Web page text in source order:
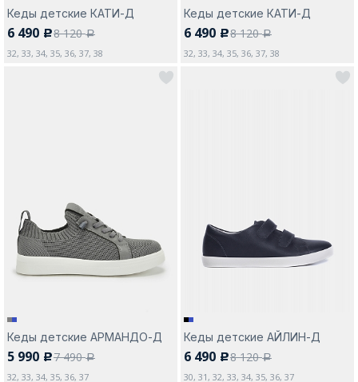
Кеды детские КАТИ-Д
6 490 c8 120a
32, 33, 34, 35, 36, 37, 38
Кеды детские КАТИ-Д
6 490 c8 120a
32, 33, 34, 35, 36, 37, 38
Кеды детские АРМАНДО-Д
5 990 c7 490a
32, 33, 34, 35, 36, 37
Кеды детские АЙЛИН-Д
6 490 c8 120a
30, 31, 32, 33, 34, 35, 36, 37